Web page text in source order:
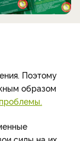
Поэтому
образом